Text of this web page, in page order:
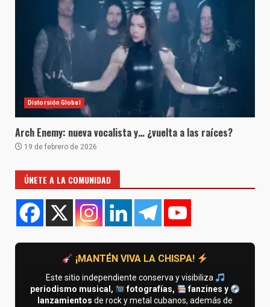
Distorsión Global
Arch Enemy: nueva vocalista y… ¿vuelta a las raíces?
19 de febrero de 2026
ÚNETE A LA COMUNIDAD
¡MANTÉN VIVA LA CHISPA!
Este sitio independiente conserva y visibiliza
periodismo musical,
fotografías,
fanzines y
lanzamientos de rock y metal cubanos, además de